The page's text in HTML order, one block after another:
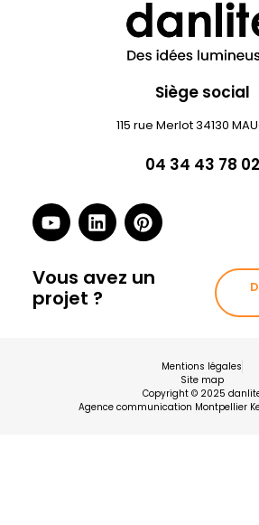
Siège social
115 rue Merlot 34130
04 34 43 78 02
Vous avez un
projet ?
Mentions légales
Site map
Copyright © 2025
Agence communication Montpellier